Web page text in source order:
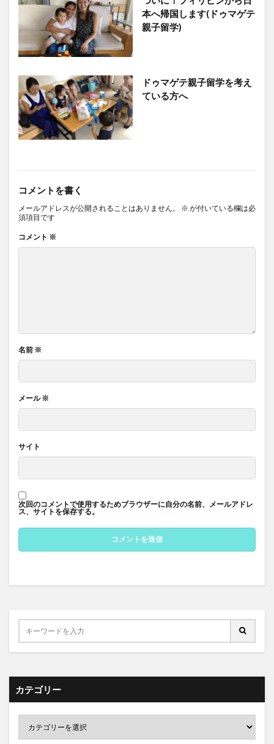
本へ帰国します(ドゥマゲテ
親子留学)
ドゥマゲテ親子留学を考え
ている方へ
コメントを書く
メールアドレスが公開されることはありません。 ※ が付いている欄は必
須項目です
コメント ※
名前 ※
メール※
サイト
次回のコメントで使用するためブラウザーに自分の名前、メールアドレ
ス、サイトを保存する。
カテゴリー